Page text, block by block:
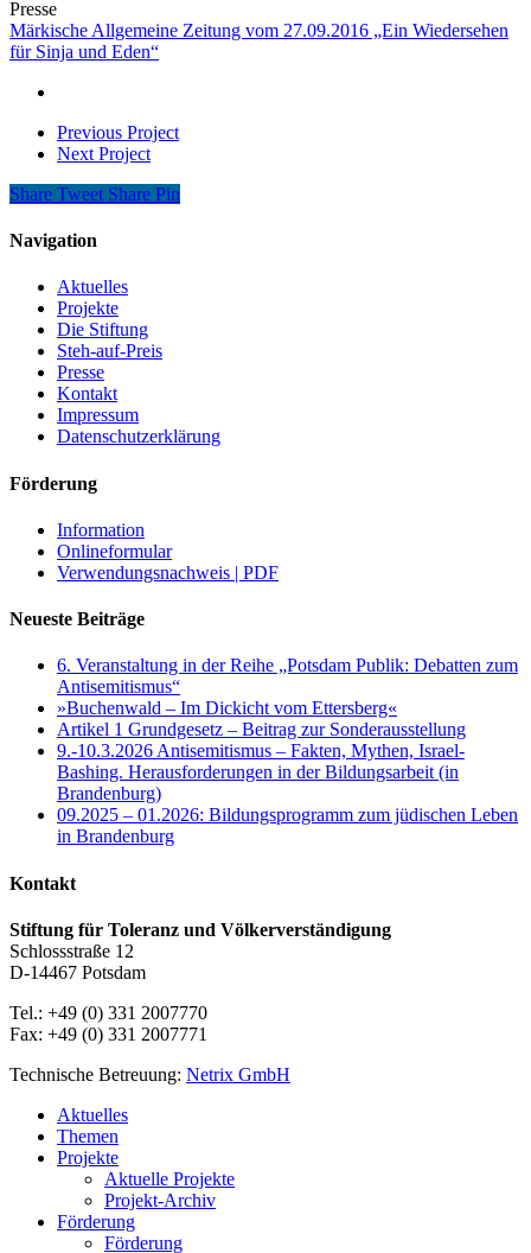
Presse
Märkische Allgemeine Zeitung vom 27.09.2016 „Ein Wiedersehen
für Sinja und Eden“
Previous Project
Next Project
Share Tweet Share Pin
Navigation
Aktuelles
Projekte
Die Stiftung
Steh-auf-Preis
Presse
Kontakt
Impressum
Datenschutzerklärung
Förderung
Information
Onlineformular
Verwendungsnachweis | PDF
Neueste Beiträge
6. Veranstaltung in der Reihe „Potsdam Publik: Debatten zum
Antisemitismus“
»Buchenwald – Im Dickicht vom Ettersberg«
Artikel 1 Grundgesetz – Beitrag zur Sonderausstellung
9.-10.3.2026 Antisemitismus – Fakten, Mythen, Israel-
Bashing. Herausforderungen in der Bildungsarbeit (in
Brandenburg)
09.2025 – 01.2026: Bildungsprogramm zum jüdischen Leben
in Brandenburg
Kontakt
Stiftung für Toleranz und Völkerverständigung
Schlossstraße 12
D-14467 Potsdam
Tel.: +49 (0) 331 2007770
Fax: +49 (0) 331 2007771
Technische Betreuung: Netrix GmbH
Close
Menu
Aktuelles
Themen
Projekte
Aktuelle Projekte
Projekt-Archiv
Förderung
Förderung